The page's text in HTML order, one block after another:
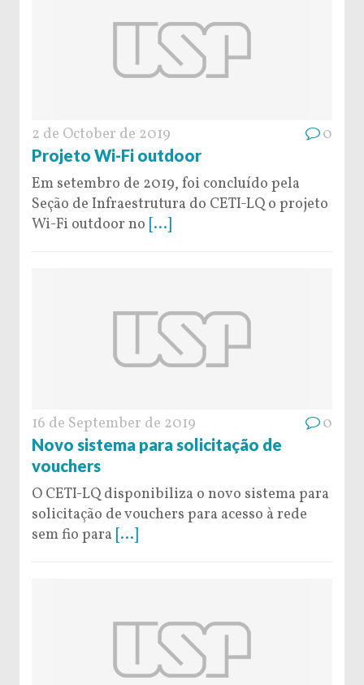
2 de October de 2019 0
Projeto Wi-Fi outdoor
Em setembro de 2019, foi concluído pela
Seção de Infraestrutura do CETI-LQ o projeto
Wi-Fi outdoor no [...]
16 de September de 2019 0
Novo sistema para solicitação de
vouchers
O CETI-LQ disponibiliza o novo sistema para
solicitação de vouchers para acesso à rede
sem fio para [...]